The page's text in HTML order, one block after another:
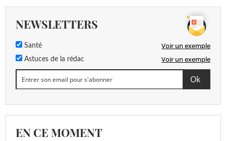
NEWSLETTERS
Santé Voir un exemple
Astuces de la rédac Voir un exemple
EN CE MOMENT